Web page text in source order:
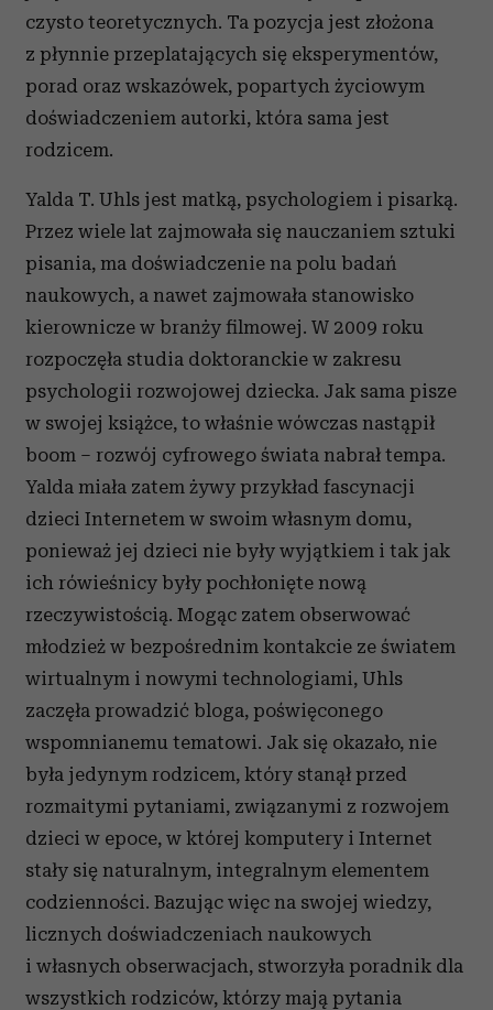
czysto teoretycznych. Ta pozycja jest złożona
z płynnie przeplatających się eksperymentów,
porad oraz wskazówek, popartych życiowym
doświadczeniem autorki, która sama jest
rodzicem.
Yalda T. Uhls jest matką, psychologiem i pisarką.
Przez wiele lat zajmowała się nauczaniem sztuki
pisania, ma doświadczenie na polu badań
naukowych, a nawet zajmowała stanowisko
kierownicze w branży filmowej. W 2009 roku
rozpoczęła studia doktoranckie w zakresu
psychologii rozwojowej dziecka. Jak sama pisze
w swojej książce, to właśnie wówczas nastąpił
boom – rozwój cyfrowego świata nabrał tempa.
Yalda miała zatem żywy przykład fascynacji
dzieci Internetem w swoim własnym domu,
ponieważ jej dzieci nie były wyjątkiem i tak jak
ich rówieśnicy były pochłonięte nową
rzeczywistością. Mogąc zatem obserwować
młodzież w bezpośrednim kontakcie ze światem
wirtualnym i nowymi technologiami, Uhls
zaczęła prowadzić bloga, poświęconego
wspomnianemu tematowi. Jak się okazało, nie
była jedynym rodzicem, który stanął przed
rozmaitymi pytaniami, związanymi z rozwojem
dzieci w epoce, w której komputery i Internet
stały się naturalnym, integralnym elementem
codzienności. Bazując więc na swojej wiedzy,
licznych doświadczeniach naukowych
i własnych obserwacjach, stworzyła poradnik dla
wszystkich rodziców, którzy mają pytania